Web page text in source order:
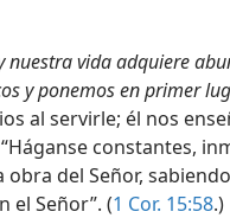
vida adquiere
y ponemos en primer
al servirle; él nos
constantes,
del Señor,
el Señor”. (1 Cor. 15:58.)